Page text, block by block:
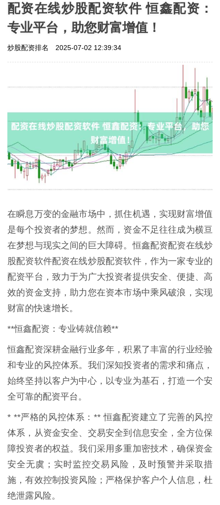
配资在线炒股配资软件 恒鑫配资：
专业平台，助您财富增值！
炒股配资排名 2025-07-02 12:39:34
在瞬息万变的金融市场中，抓住机遇，实现财富增值
是每个投资者的梦想。然而，资金不足往往成为横亘
在梦想与现实之间的巨大障碍。恒鑫配资配资在线炒
股配资软件配资在线炒股配资软件，作为一家专业的
配资平台，致力于为广大投资者提供安全、便捷、高
效的资金支持，助力您在资本市场中乘风破浪，实现
财富的快速增长。
**恒鑫配资：专业铸就信赖**
恒鑫配资深耕金融行业多年，积累了丰富的行业经验
和专业的风控体系。我们深知投资者的需求和痛点，
始终坚持以客户为中心，以专业为基石，打造一个安
全可靠的配资平台。
* **严格的风控体系：** 恒鑫配资建立了完善的风控
体系，从资金安全、交易安全到信息安全，全方位保
障投资者的权益。我们采用多重加密技术，确保资金
安全无虞；实时监控交易风险，及时预警并采取措
施，有效控制投资风险；严格保护客户个人信息，杜
绝泄露风险。